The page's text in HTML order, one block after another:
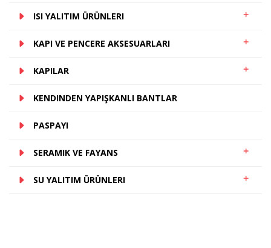
ISI YALITIM ÜRÜNLERI
KAPI VE PENCERE AKSESUARLARI
KAPILAR
KENDINDEN YAPIŞKANLI BANTLAR
PASPAYI
SERAMIK VE FAYANS
SU YALITIM ÜRÜNLERI